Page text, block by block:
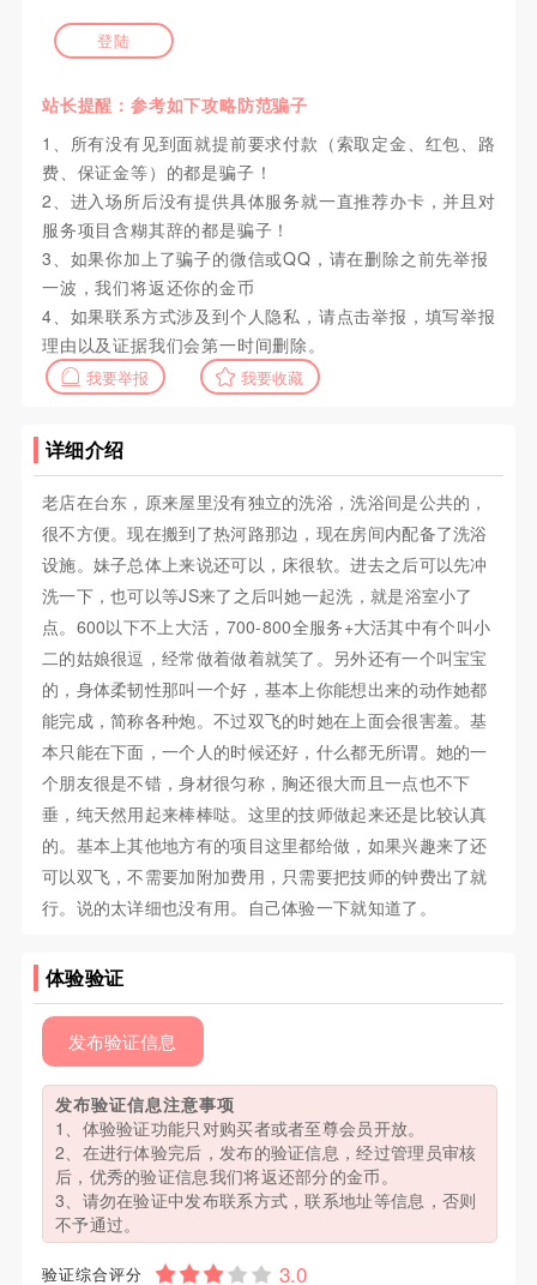
登陆
站长提醒：参考如下攻略防范骗子
1、所有没有见到面就提前要求付款（索取定金、红包、路
费、保证金等）的都是骗子！
2、进入场所后没有提供具体服务就一直推荐办卡，并且对
服务项目含糊其辞的都是骗子！
3、如果你加上了骗子的微信或QQ，请在删除之前先举报
一波，我们将返还你的金币
4、如果联系方式涉及到个人隐私，请点击举报，填写举报
理由以及证据我们会第一时间删除。
我要举报 我要收藏
详细介绍
老店在台东，原来屋里没有独立的洗浴，洗浴间是公共的，
很不方便。现在搬到了热河路那边，现在房间内配备了洗浴
设施。妹子总体上来说还可以，床很软。进去之后可以先冲
洗一下，也可以等JS来了之后叫她一起洗，就是浴室小了
点。600以下不上大活，700-800全服务+大活其中有个叫小
二的姑娘很逗，经常做着做着就笑了。另外还有一个叫宝宝
的，身体柔韧性那叫一个好，基本上你能想出来的动作她都
能完成，简称各种炮。不过双飞的时她在上面会很害羞。基
本只能在下面，一个人的时候还好，什么都无所谓。她的一
个朋友很是不错，身材很匀称，胸还很大而且一点也不下
垂，纯天然用起来棒棒哒。这里的技师做起来还是比较认真
的。基本上其他地方有的项目这里都给做，如果兴趣来了还
可以双飞，不需要加附加费用，只需要把技师的钟费出了就
行。说的太详细也没有用。自己体验一下就知道了。
体验验证
发布验证信息
发布验证信息注意事项
1、体验验证功能只对购买者或者至尊会员开放。
2、在进行体验完后，发布的验证信息，经过管理员审核
后，优秀的验证信息我们将返还部分的金币。
3、请勿在验证中发布联系方式，联系地址等信息，否则
不予通过。
验证综合评分